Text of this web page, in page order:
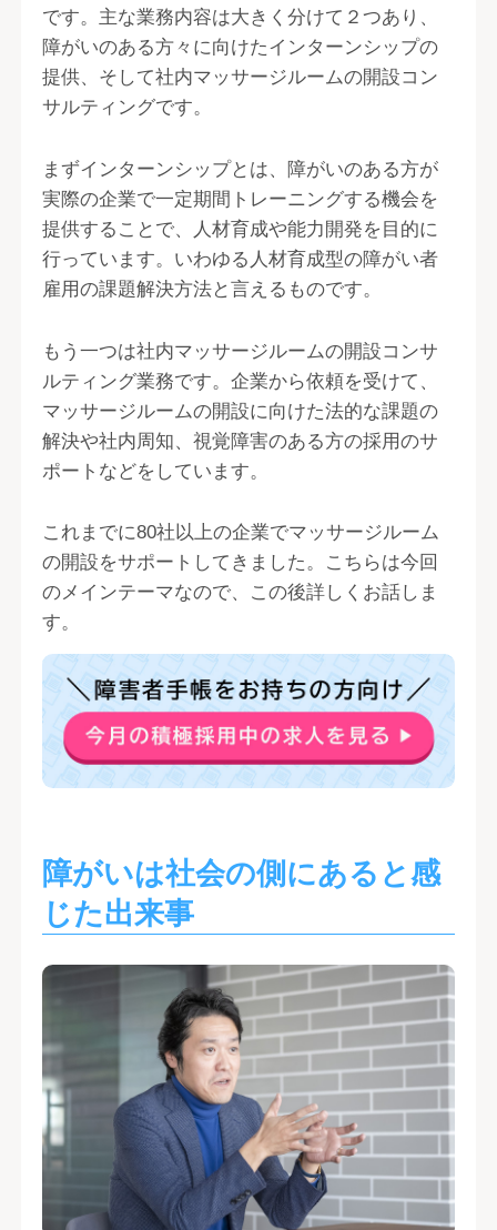
です。主な業務内容は大きく分けて２つあり、
障がいのある方々に向けたインターンシップの
提供、そして社内マッサージルームの開設コン
サルティングです。
まずインターンシップとは、障がいのある方が
実際の企業で一定期間トレーニングする機会を
提供することで、人材育成や能力開発を目的に
行っています。いわゆる人材育成型の障がい者
雇用の課題解決方法と言えるものです。
もう一つは社内マッサージルームの開設コンサ
ルティング業務です。企業から依頼を受けて、
マッサージルームの開設に向けた法的な課題の
解決や社内周知、視覚障害のある方の採用のサ
ポートなどをしています。
これまでに80社以上の企業でマッサージルーム
の開設をサポートしてきました。こちらは今回
のメインテーマなので、この後詳しくお話しま
す。
障がいは社会の側にあると感
じた出来事